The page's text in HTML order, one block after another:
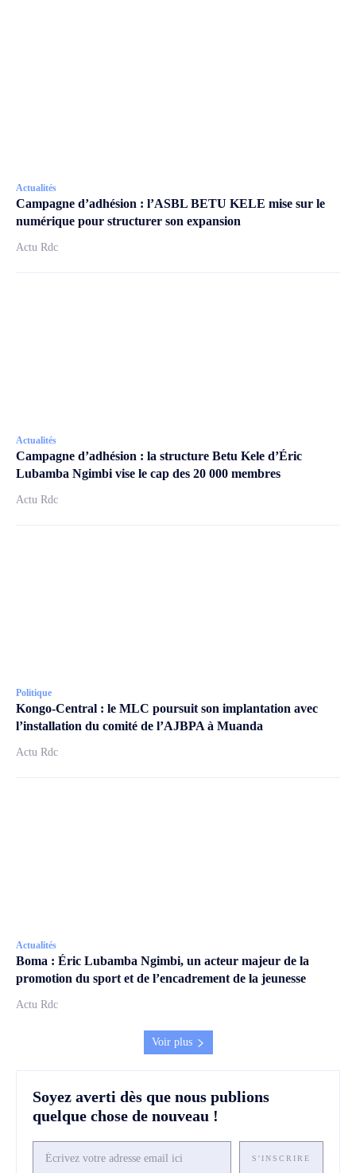
Actualités
Campagne d’adhésion : l’ASBL BETU KELE mise sur le
numérique pour structurer son expansion
Actu Rdc
Actualités
Campagne d’adhésion : la structure Betu Kele d’Éric
Lubamba Ngimbi vise le cap des 20 000 membres
Actu Rdc
Politique
Kongo-Central : le MLC poursuit son implantation avec
l’installation du comité de l’AJBPA à Muanda
Actu Rdc
Actualités
Boma : Éric Lubamba Ngimbi, un acteur majeur de la
promotion du sport et de l’encadrement de la jeunesse
Actu Rdc
Voir plus
Soyez averti dès que nous publions
quelque chose de nouveau !
S'INSCRIRE